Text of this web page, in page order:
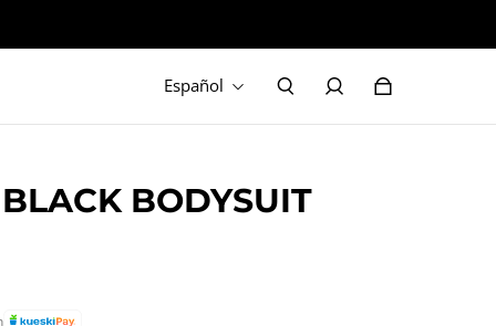
Español
BODYSUIT